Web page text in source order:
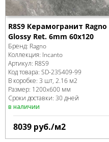
R8S9 Керамогранит
Glossy Ret. 6mm 60х120
Бренд: Ragno
Коллекция: Incanto
Артикул: R8S9
Код товара: SD-235409-99
В коробке: 3 шт, 2.16 м2
Размер: 1200x600 мм
Сроки доставки: 30 дней
в наличии
8039 руб./м2